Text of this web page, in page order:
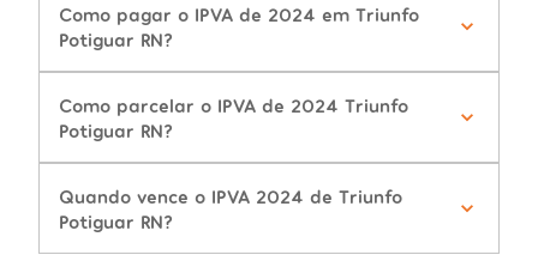
Como pagar o IPVA de 2024 em Triunfo
Potiguar RN?
Como parcelar o IPVA de 2024 Triunfo
Potiguar RN?
Quando vence o IPVA 2024 de Triunfo
Potiguar RN?